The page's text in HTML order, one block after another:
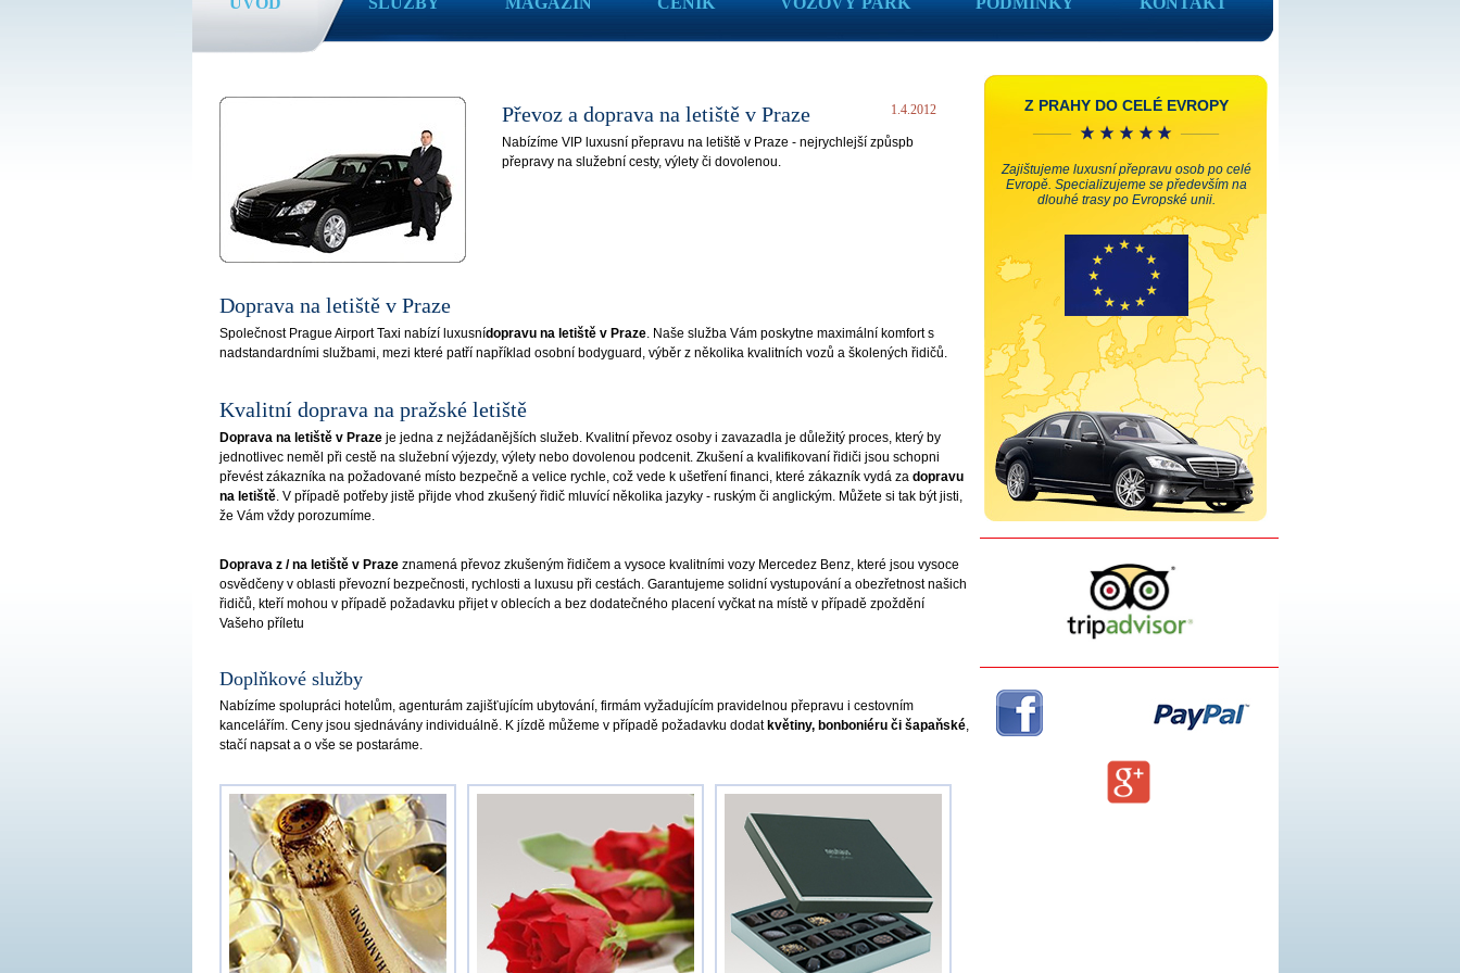
Převoz a doprava na letiště v Praze 1.4.2012
Nabízíme VIP luxusní přepravu na letiště v Praze - nejrychlejší způspb
přepravy na služební cesty, výlety či dovolenou.
Doprava na letiště v Praze
Společnost Prague Airport Taxi nabízí luxusnídopravu na letiště v Praze. Naše služba Vám poskytne maximální komfort s
nadstandardními službami, mezi které patří například osobní bodyguard, výběr z několika kvalitních vozů a školených řidičů.
Kvalitní doprava na pražské letiště
Doprava na letiště v Praze je jedna z nejžádanějších služeb. Kvalitní převoz osoby i zavazadla je důležitý proces, který by
jednotlivec neměl při cestě na služební výjezdy, výlety nebo dovolenou podcenit. Zkušení a kvalifikovaní řidiči jsou schopni
převést zákazníka na požadované místo bezpečně a velice rychle, což vede k ušetření financi, které zákazník vydá za dopravu
na letiště. V případě potřeby jistě přijde vhod zkušený řidič mluvící několika jazyky - ruským či anglickým. Můžete si tak být jisti,
že Vám vždy porozumíme.
Doprava z / na letiště v Praze znamená převoz zkušeným řidičem a vysoce kvalitními vozy Mercedez Benz, které jsou vysoce
osvědčeny v oblasti převozní bezpečnosti, rychlosti a luxusu při cestách. Garantujeme solidní vystupování a obezřetnost našich
řidičů, kteří mohou v případě požadavku přijet v oblecích a bez dodatečného placení vyčkat na místě v případě zpoždění
Vašeho příletu
Doplňkové služby
Nabízíme spolupráci hotelům, agenturám zajišťujícím ubytování, firmám vyžadujícím pravidelnou přepravu i cestovním
kancelářím. Ceny jsou sjednávány individuálně. K jízdě můžeme v případě požadavku dodat květiny, bonboniéru či šapaňské,
stačí napsat a o vše se postaráme.
Z PRAHY DO CELÉ EVROPY
Zajištujeme luxusní přepravu osob po celé
Evropě. Specializujeme se především na
dlouhé trasy po Evropské unii.